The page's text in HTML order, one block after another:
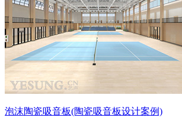
泡沫陶瓷吸音板(陶瓷吸音板设计案例)